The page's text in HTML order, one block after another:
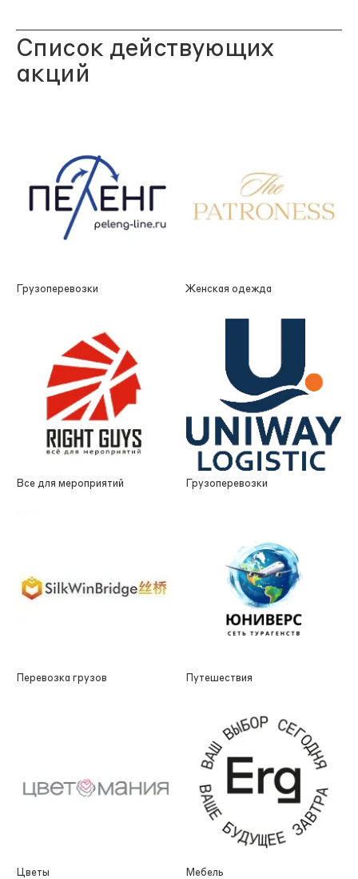
Список действующих
акций
Грузоперевозки Женская одежда
Все для мероприятий Грузоперевозки
Перевозка грузов Путешествия
Цветы Мебель